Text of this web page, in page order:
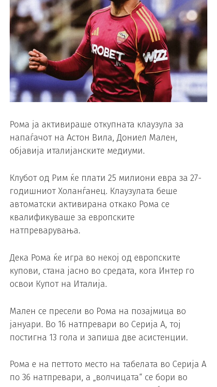
Рома ја активираше откупната клаузула за
напаѓачот на Астон Вила, Дониел Мален,
објавија италијанските медиуми.
Клубот од Рим ќе плати 25 милиони евра за 27-
годишниот Холанѓанец. Клаузулата беше
автоматски активирана откако Рома се
квалификуваше за европските
натпреварувања.
Дека Рома ќе игра во некој од европските
купови, стана јасно во средата, кога Интер го
освои Купот на Италија.
Мален се пресели во Рома на позајмица во
јануари. Во 16 натпревари во Серија А, тој
постигна 13 гола и запиша две асистенции.
Рома е на петтото место на табелата во Серија А
по 36 натпревари, а „волчицата“ се бори во